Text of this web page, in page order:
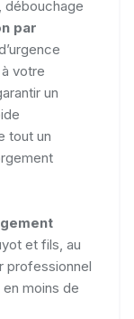
débouchage
par
votre
un
tout un
et fils, au
professionnel
moins de